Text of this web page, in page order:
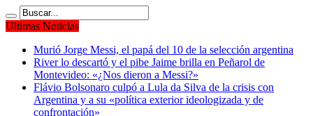
Ultimas Noticias
Murió Jorge Messi, el papá del 10 de la selección argentina
River lo descartó y el pibe Jaime brilla en Peñarol de
Montevideo: «¿Nos dieron a Messi?»
Flávio Bolsonaro culpó a Lula da Silva de la crisis con
Argentina y a su «política exterior ideologizada y de
confrontación»